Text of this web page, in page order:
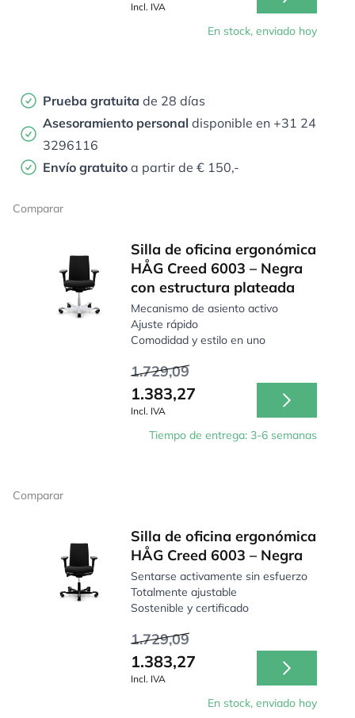
Incl. IVA
En stock, enviado hoy
Prueba gratuita de 28 días
Asesoramiento personal disponible en +31 24
3296116
Envío gratuito a partir de € 150,-
Comparar
Silla de oficina ergonómica
HÅG Creed 6003 – Negra
con estructura plateada
Mecanismo de asiento activo
Ajuste rápido
Comodidad y estilo en uno
1.729,09
1.383,27
Incl. IVA
Tiempo de entrega: 3-6 semanas
Comparar
Silla de oficina ergonómica
HÅG Creed 6003 – Negra
Sentarse activamente sin esfuerzo
Totalmente ajustable
Sostenible y certificado
1.729,09
1.383,27
Incl. IVA
En stock, enviado hoy